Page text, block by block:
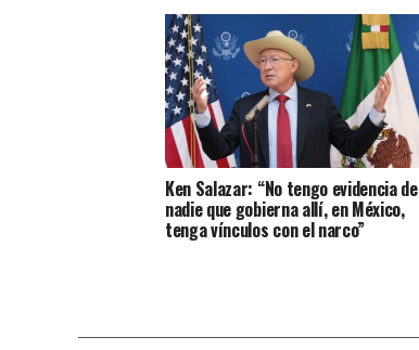
Ken Salazar: “No tengo evidencia de
nadie que gobierna allí, en México,
tenga vínculos con el narco”